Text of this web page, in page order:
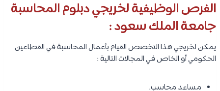
الفرص الوظيفية لخريجي دبلوم المحاسبة
جامعة الملك سعود :
يمكن لخريجي هذا التخصص القيام بأعمال المحاسبة في القطاعين
الحكومي أو الخاص في المجالات التالية :
مساعد محاسب.